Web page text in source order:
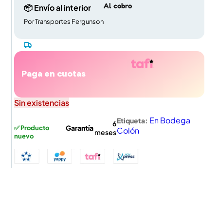
📦 Envío al interior
Por Transportes Fergunson
Al cobro
Paga en cuotas
Sin existencias
✅ Producto
nuevo
Garantía
6
meses
Etiqueta: En Bodega
Colón